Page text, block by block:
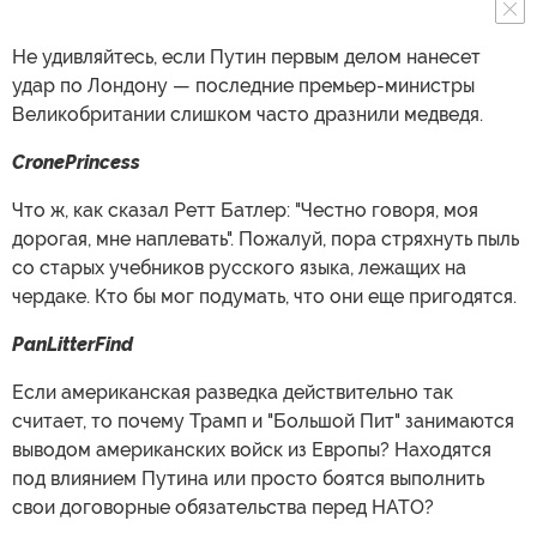
Не удивляйтесь, если Путин первым делом нанесет
удар по Лондону — последние премьер-министры
Великобритании слишком часто дразнили медведя.
CronePrincess
Что ж, как сказал Ретт Батлер: "Честно говоря, моя
дорогая, мне наплевать". Пожалуй, пора стряхнуть пыль
со старых учебников русского языка, лежащих на
чердаке. Кто бы мог подумать, что они еще пригодятся.
PanLitterFind
Если американская разведка действительно так
считает, то почему Трамп и "Большой Пит" занимаются
выводом американских войск из Европы? Находятся
под влиянием Путина или просто боятся выполнить
свои договорные обязательства перед НАТО?